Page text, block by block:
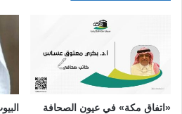
«اتفاق مكة» في عيون الصحافة